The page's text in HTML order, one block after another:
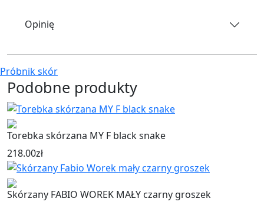
Opinię
Próbnik skór
Podobne produkty
Torebka skórzana MY F black snake
218.00zł
Skórzany FABIO WOREK MAŁY czarny groszek